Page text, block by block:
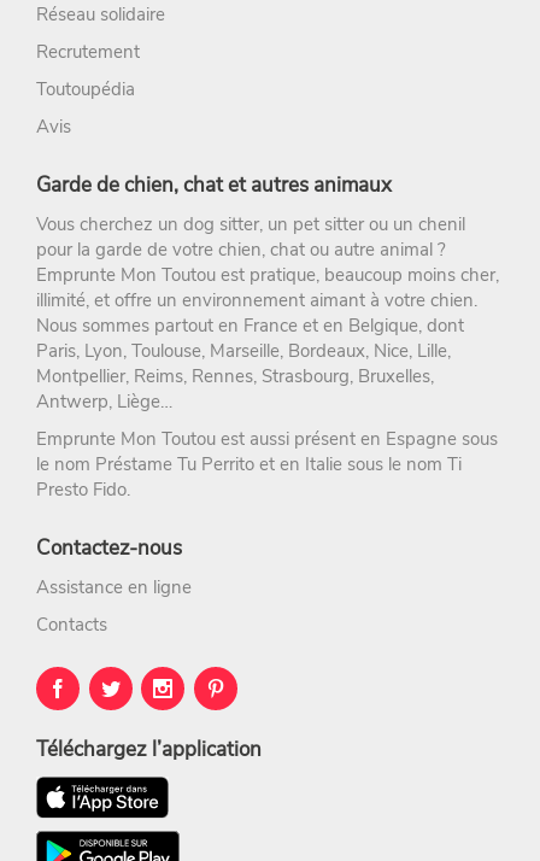
Réseau solidaire
Recrutement
Toutoupédia
Avis
Garde de chien, chat et autres animaux
Vous cherchez un dog sitter, un pet sitter ou un chenil
pour la garde de votre chien, chat ou autre animal ?
Emprunte Mon Toutou est pratique, beaucoup moins cher,
illimité, et offre un environnement aimant à votre chien.
Nous sommes partout en France et en Belgique, dont
Paris, Lyon, Toulouse, Marseille, Bordeaux, Nice, Lille,
Montpellier, Reims, Rennes, Strasbourg, Bruxelles,
Antwerp, Liège…
Emprunte Mon Toutou est aussi présent en Espagne sous
le nom Préstame Tu Perrito et en Italie sous le nom Ti
Presto Fido.
Contactez-nous
Assistance en ligne
Contacts
Téléchargez l’application